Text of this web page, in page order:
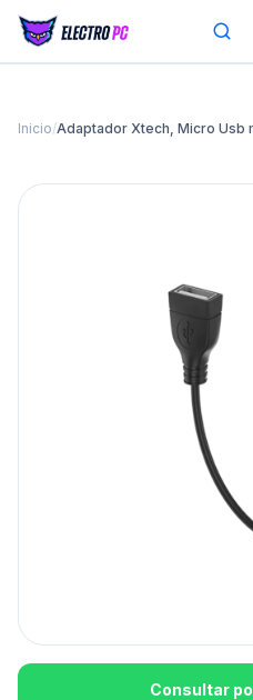
Inicio/Adaptador Xtech, Micro Usb
Consultar